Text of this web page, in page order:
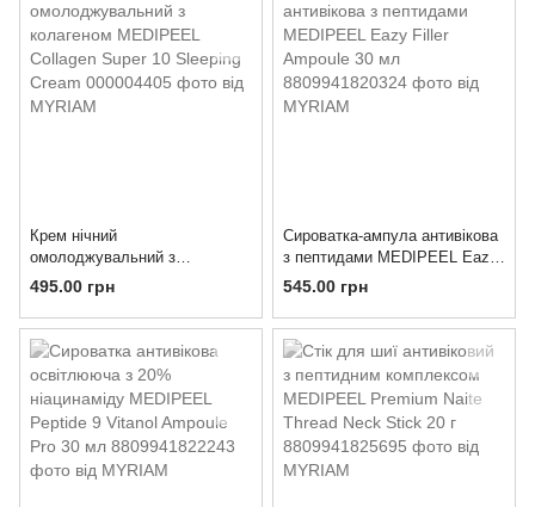
Крем нічний
омолоджувальний з
колагеном MEDIPEEL
Collagen Super 10 Sleeping
Cream
495.00 грн
Сироватка-ампула антивікова
з пептидами MEDIPEEL Eazy
Filler Ampoule 30 мл
545.00 грн